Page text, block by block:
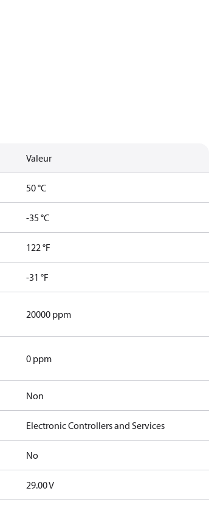
Valeur
50 °C
-35 °C
122 °F
-31 °F
20000 ppm
0 ppm
Non
Electronic Controllers and Services
No
29.00 V